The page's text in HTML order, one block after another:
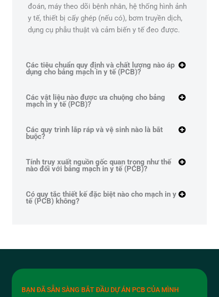
đoán, máy theo dõi bệnh nhân, hệ thống hình ảnh
y tế, thiết bị cấy ghép (nếu có), bơm truyền dịch,
dụng cụ phẫu thuật và cảm biến y tế đeo được.
Các tiêu chuẩn quy định và chất lượng nào áp
dụng cho bảng mạch in y tế (PCB)?
Các vật liệu nào được ưa chuộng cho bảng
mạch in y tế (PCB)?
Các quy trình lắp ráp và vệ sinh nào là bắt
buộc?
Tính truy xuất nguồn gốc quan trọng như thế
nào đối với bảng mạch in y tế (PCB)?
Có quy tắc thiết kế đặc biệt nào cho mạch in y
tế (PCB) không?
BẠN ĐÃ SẴN SÀNG BẮT ĐẦU DỰ ÁN PCB CỦA MÌNH